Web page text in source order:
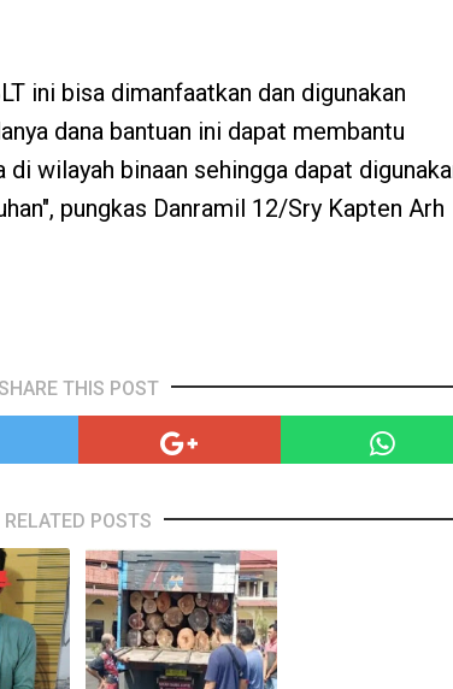
ini bisa dimanfaatkan dan digunakan
dana bantuan ini dapat membantu
wilayah binaan sehingga dapat
pungkas Danramil 12/Sry Kapten Arh
THIS POST
RELATED POSTS